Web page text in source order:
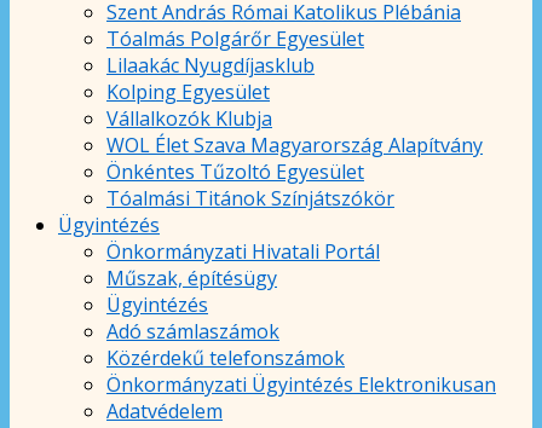
Szent András Római Katolikus Plébánia
Tóalmás Polgárőr Egyesület
Lilaakác Nyugdíjasklub
Kolping Egyesület
Vállalkozók Klubja
WOL Élet Szava Magyarország Alapítvány
Önkéntes Tűzoltó Egyesület
Tóalmási Titánok Színjátszókör
Ügyintézés
Önkormányzati Hivatali Portál
Műszak, építésügy
Ügyintézés
Adó számlaszámok
Közérdekű telefonszámok
Önkormányzati Ügyintézés Elektronikusan
Adatvédelem